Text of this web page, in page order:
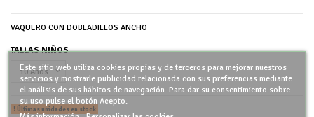
VAQUERO CON DOBLADILLOS ANCHO
TALLAS NIÑOS
Últimas unidades en stock
Este sitio web utiliza cookies propias y de terceros para mejorar nuestros
servicios y mostrarle publicidad relacionada con sus preferencias mediante
el análisis de sus hábitos de navegación. Para dar su consentimiento sobre
su uso pulse el botón Acepto.